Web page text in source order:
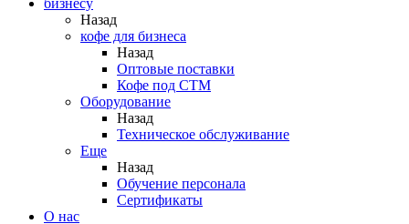
бизнесу
Назад
кофе для бизнеса
Назад
Оптовые поставки
Кофе под СТМ
Оборудование
Назад
Техническое обслуживание
Еще
Назад
Обучение персонала
Сертификаты
О нас